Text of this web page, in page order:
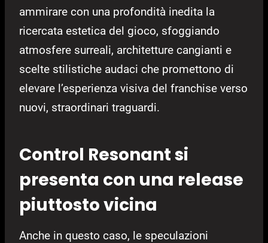
ammirare con una profondità inedita la
ricercata estetica del gioco, sfoggiando
atmosfere surreali, architetture cangianti e
scelte stilistiche audaci che promettono di
elevare l’esperienza visiva del franchise verso
nuovi, straordinari traguardi.
Control Resonant si
presenta con una release
piuttosto vicina
Anche in questo caso, le speculazioni